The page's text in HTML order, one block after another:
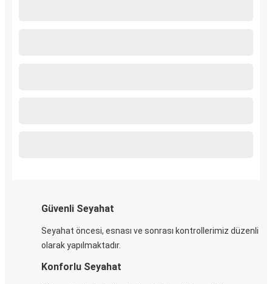
Güvenli Seyahat
Seyahat öncesi, esnası ve sonrası kontrollerimiz düzenli
olarak yapılmaktadır.
Konforlu Seyahat